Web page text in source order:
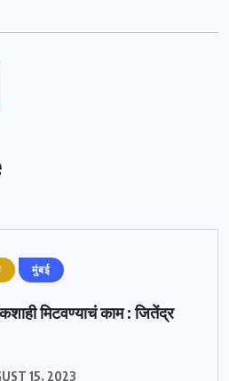
मुंबई
मिटवण्याचं काम : जितेंद्र
15, 2023